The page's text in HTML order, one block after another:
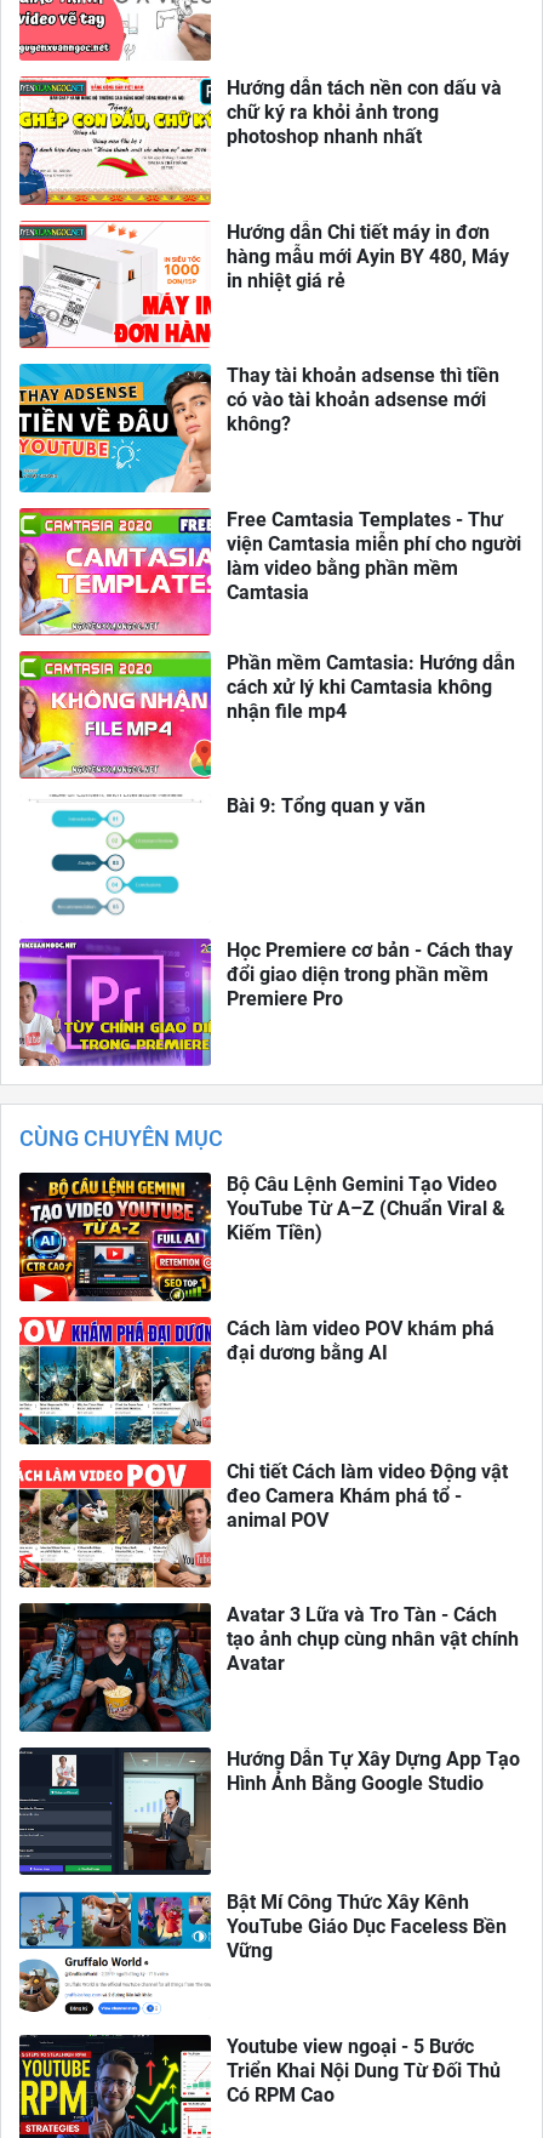
Hướng dẫn tách nền con dấu và
chữ ký ra khỏi ảnh trong
photoshop nhanh nhất
Hướng dẫn Chi tiết máy in đơn
hàng mẫu mới Ayin BY 480, Máy
in nhiệt giá rẻ
Thay tài khoản adsense thì tiền
có vào tài khoản adsense mới
không?
Free Camtasia Templates - Thư
viện Camtasia miễn phí cho người
làm video bằng phần mềm
Camtasia
Phần mềm Camtasia: Hướng dẫn
cách xử lý khi Camtasia không
nhận file mp4
Bài 9: Tổng quan y văn
Học Premiere cơ bản - Cách thay
đổi giao diện trong phần mềm
Premiere Pro
CÙNG CHUYÊN MỤC
Bộ Câu Lệnh Gemini Tạo Video
YouTube Từ A–Z (Chuẩn Viral &
Kiếm Tiền)
Cách làm video POV khám phá
đại dương bằng AI
Chi tiết Cách làm video Động vật
đeo Camera Khám phá tổ -
animal POV
Avatar 3 Lữa và Tro Tàn - Cách
tạo ảnh chụp cùng nhân vật chính
Avatar
Hướng Dẫn Tự Xây Dựng App Tạo
Hình Ảnh Bằng Google Studio
Bật Mí Công Thức Xây Kênh
YouTube Giáo Dục Faceless Bền
Vững
Youtube view ngoại - 5 Bước
Triển Khai Nội Dung Từ Đối Thủ
Có RPM Cao